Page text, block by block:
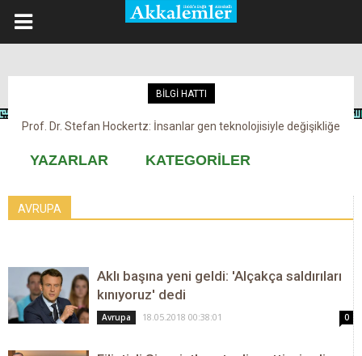
BİLGİ HATTI
Prof. Dr. Stefan Hockertz: İnsanlar gen teknolojisiyle değişikliğe
Kovid-19 aşısı, devşirme ve kobay!
YAZARLAR KATEGORİLER
AVRUPA
Aklı başına yeni geldi: 'Alçakça saldırıları
kınıyoruz' dedi
Avrupa 18.05.2018 00:38:01 0